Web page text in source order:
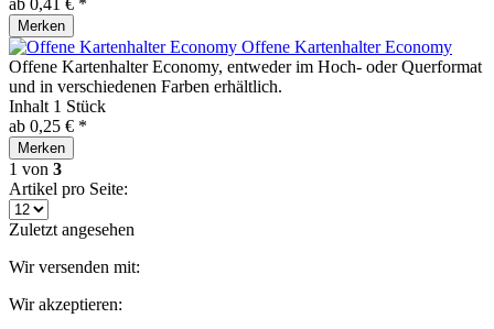
Merken
Offene Kartenhalter Economy
Offene Kartenhalter Economy, entweder im Hoch- oder Querformat
und in verschiedenen Farben erhältlich.
Inhalt 1 Stück
ab 0,25 € *
Merken
1 von 3
Artikel pro Seite:
Zuletzt angesehen
Wir versenden mit:
Wir akzeptieren: